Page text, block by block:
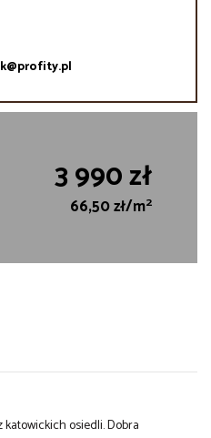
3 990 zł
66,50 zł/m2
osiedli. Dobra